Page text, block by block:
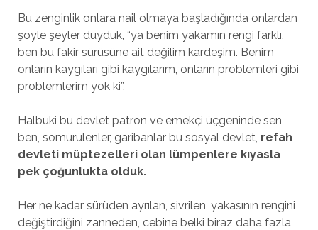
Bu zenginlik onlara nail olmaya başladığında onlardan
şöyle şeyler duyduk, “ya benim yakamın rengi farklı,
ben bu fakir sürüsüne ait değilim kardeşim. Benim
onların kaygıları gibi kaygılarım, onların problemleri gibi
problemlerim yok ki”.
Halbuki bu devlet patron ve emekçi üçgeninde sen,
ben, sömürülenler, garibanlar bu sosyal devlet, refah
devleti müptezelleri olan lümpenlere kıyasla
pek çoğunlukta olduk.
Her ne kadar sürüden ayrılan, sivrilen, yakasının rengini
değiştirdiğini zanneden, cebine belki biraz daha fazla